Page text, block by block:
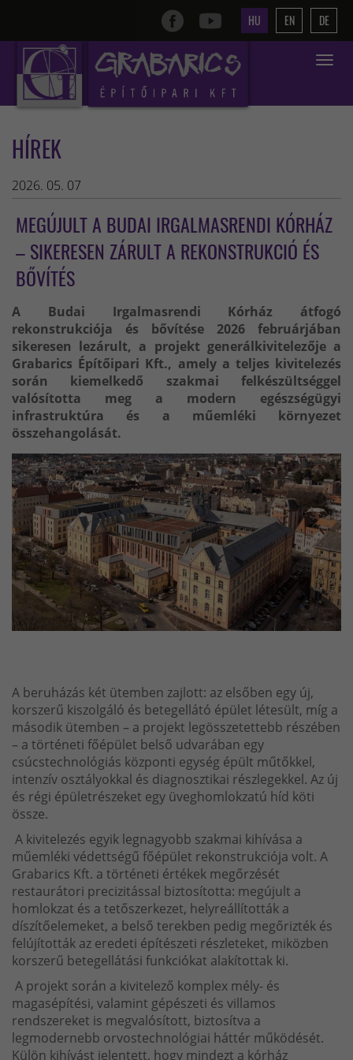
HU EN DE
Toggle
HÍREK
2026. 05. 07
MEGÚJULT A BUDAI IRGALMASRENDI KÓRHÁZ
– SIKERESEN ZÁRULT A REKONSTRUKCIÓ ÉS
BŐVÍTÉS
A Budai Irgalmasrendi Kórház átfogó
rekonstrukciója és bővítése 2026 februárjában
sikeresen lezárult, a projekt generálkivitelezője a
Grabarics Építőipari Kft., amely a teljes kivitelezés
során kiemelkedő szakmai felkészültséggel
valósította meg a modern egészségügyi
infrastruktúra és a műemléki környezet
összehangolását.
A beruházás két ütemben zajlott: az elsőben egy új,
korszerű kiszolgáló és betegellátó épület létesült, míg a
második ütemben – a projekt legösszetettebb részében
– a történeti főépület belső udvarában egy
csúcstechnológiás központi egység épült műtőkkel,
intenzív osztályokkal és diagnosztikai részlegekkel. Az új
és régi épületrészeket egy üveghomlokzatú híd köti
össze.
A kivitelezés egyik legnagyobb szakmai kihívása a
műemléki védettségű főépület rekonstrukciója volt. A
Grabarics Kft. a történeti értékek megőrzését
restaurátori precizitással biztosította: megújult a
homlokzat és a tetőszerkezet, helyreállították a
díszítőelemeket, a belső terekben pedig megőrizték és
felújították az eredeti építészeti részleteket, miközben
korszerű betegellátási funkciókat alakítottak ki.
A projekt során a kivitelező komplex mély- és
magasépítési, valamint gépészeti és villamos
rendszereket is megvalósított, biztosítva a
legmodernebb orvostechnológiai háttér működését.
Külön kihívást jelentett, hogy mindezt a kórház